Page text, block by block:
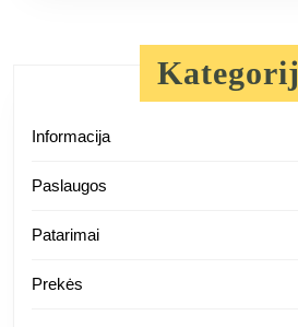
Informacija
Paslaugos
Patarimai
Prekės